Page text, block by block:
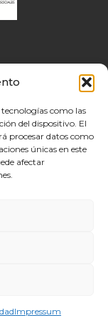
como las
del dispositivo. El
procesar datos como
únicas en este
afectar
Impressum